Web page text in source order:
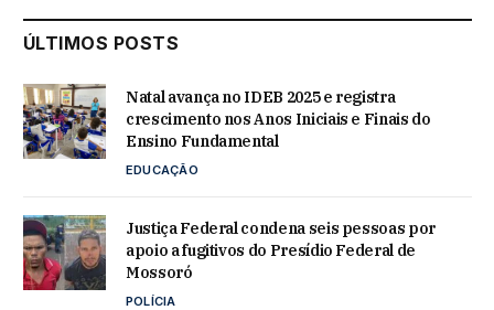
ÚLTIMOS POSTS
Natal avança no IDEB 2025 e registra
crescimento nos Anos Iniciais e Finais do
Ensino Fundamental
EDUCAÇÃO
Justiça Federal condena seis pessoas por
apoio a fugitivos do Presídio Federal de
Mossoró
POLÍCIA